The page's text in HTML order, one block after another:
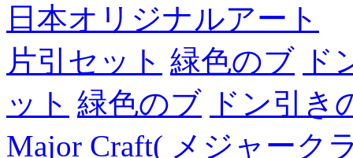
日本オリジナルアート
片引セット 緑色のブ ド
ット 緑色のブ ドン引き
Major Craft( メジャーク